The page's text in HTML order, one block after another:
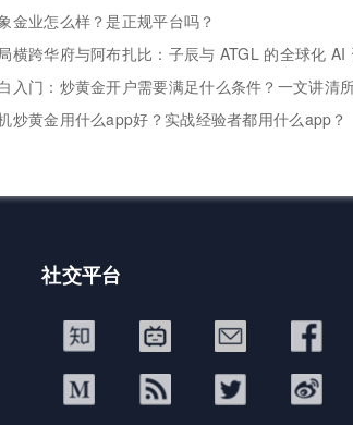
金业怎么样？是正规平台吗？
横跨华府与阿布扎比：子辰与 ATGL 的全球化 AI
入门：炒黄金开户需要满足什么条件？一文讲清
炒黄金用什么app好？实战经验者都用什么app？
社交平台